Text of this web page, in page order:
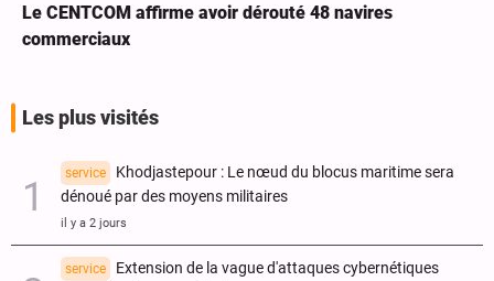
Le CENTCOM affirme avoir dérouté 48 navires
commerciaux
Les plus visités
service
Khodjastepour : Le nœud du blocus maritime sera
dénoué par des moyens militaires
il y a 2 jours
service
Extension de la vague d'attaques cybernétiques